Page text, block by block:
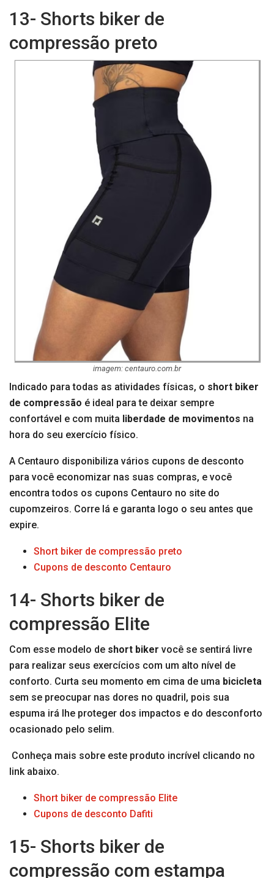
13- Shorts biker de
compressão preto
imagem: centauro.com.br
Indicado para todas as atividades físicas, o short biker
de compressão é ideal para te deixar sempre
confortável e com muita liberdade de movimentos na
hora do seu exercício físico.
A Centauro disponibiliza vários cupons de desconto
para você economizar nas suas compras, e você
encontra todos os cupons Centauro no site do
cupomzeiros. Corre lá e garanta logo o seu antes que
expire.
Short biker de compressão preto
Cupons de desconto Centauro
14- Shorts biker de
compressão Elite
Com esse modelo de short biker você se sentirá livre
para realizar seus exercícios com um alto nível de
conforto. Curta seu momento em cima de uma bicicleta
sem se preocupar nas dores no quadril, pois sua
espuma irá lhe proteger dos impactos e do desconforto
ocasionado pelo selim.
Conheça mais sobre este produto incrível clicando no
link abaixo.
Short biker de compressão Elite
Cupons de desconto Dafiti
15- Shorts biker de
compressão com estampa